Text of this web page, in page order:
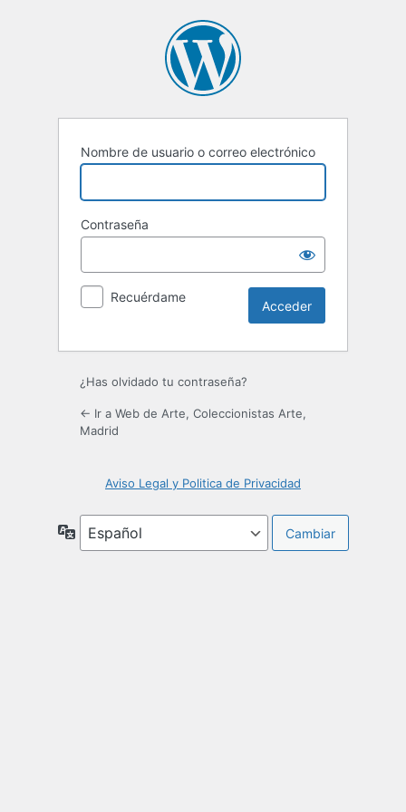
Nombre de usuario o correo electrónico
Contraseña
Recuérdame
¿Has olvidado tu contraseña?
← Ir a Web de Arte, Coleccionistas Arte,
Madrid
Aviso Legal y Politica de Privacidad
Idioma